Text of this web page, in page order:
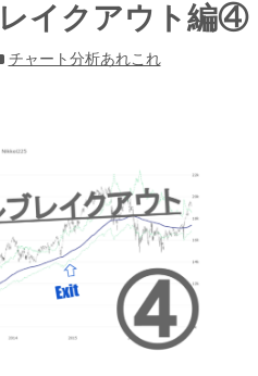
イクアウト編④
チャート分析あれこれ